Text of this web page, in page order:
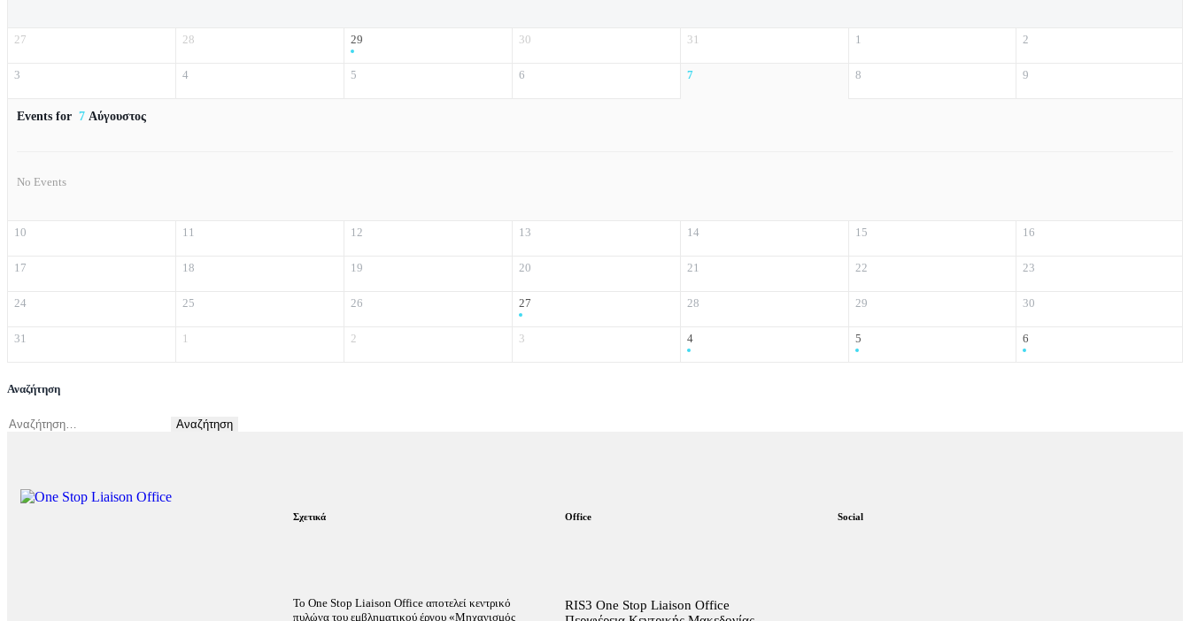
27 28 29 30 31 1 2
3 4 5 6 7 8 9
Events for 7 Αύγουστος
No Events
10 11 12 13 14 15 16
17 18 19 20 21 22 23
24 25 26 27 28 29 30
31 1 2 3 4 5 6
Αναζήτηση
Σχετικά
Το One Stop Liaison Office αποτελεί κεντρικό
πυλώνα του εμβληματικού έργου «Μηχανισμός
Office
RIS3 One Stop Liaison Office
Social